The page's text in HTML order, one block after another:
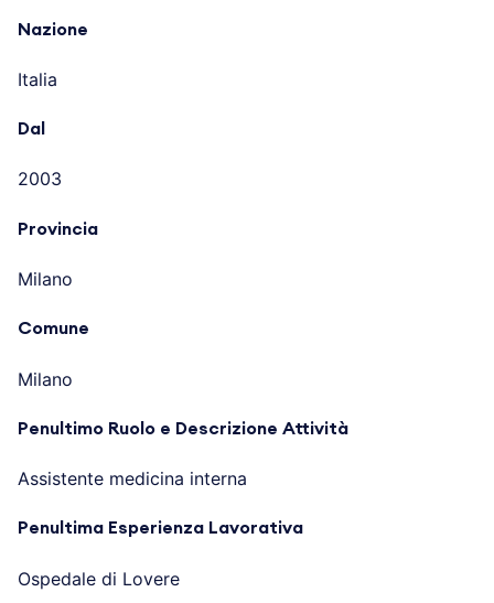
Nazione
Italia
Dal
2003
Provincia
Milano
Comune
Milano
Penultimo Ruolo e Descrizione Attività
Assistente medicina interna
Penultima Esperienza Lavorativa
Ospedale di Lovere